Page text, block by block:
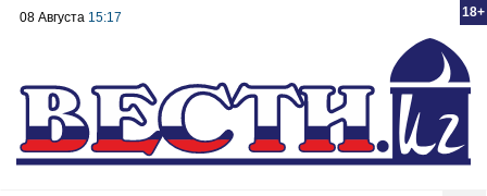
18+
08 Августа 15:17